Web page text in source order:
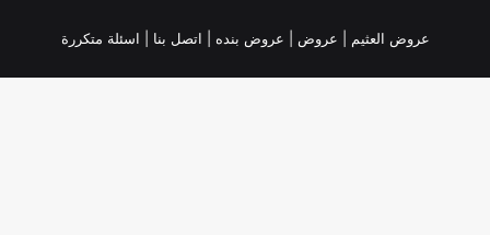
عروض العثيم عروض عروض بنده | اتصل بنا | اسئلة متكررة